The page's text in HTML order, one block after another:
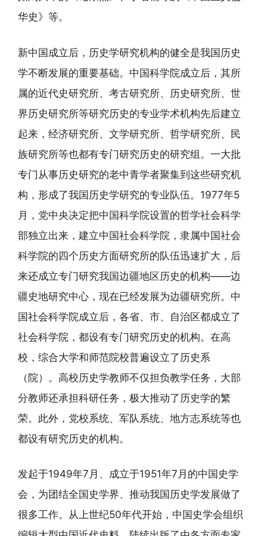
华史》等。
新中国成立后，历史学研究机构的健全是我国历史
学不断发展的重要基础。中国科学院成立后，其所
属的近代史研究所、考古研究所、历史研究所、世
界历史研究所等研究历史的专业学术机构先后建立
起来，经济研究所、文学研究所、哲学研究所、民
族研究所等也都有专门研究历史的研究组。一大批
专门从事历史研究的老中青学者聚集到这些研究机
构，形成了我国历史学研究的专业队伍。1977年5
月，党中央决定把中国科学院设置的哲学社会科学
部独立出来，建立中国社会科学院，隶属中国社会
科学院的四个历史方面研究所的队伍迅速扩大，后
来还成立专门研究我国边疆地区历史的机构——边
疆史地研究中心，现在已经发展为边疆研究所。中
国社会科学院成立后，各省、市、自治区都成立了
社会科学院，都设有专门研究历史的机构。在高
校，综合大学和师范院校普遍设立了历史系
（院）。高校历史学教师不仅担负教学任务，大部
分教师还承担科研任务，极大推动了历史学的繁
荣。此外，党校系统、军队系统、地方志系统等也
都设有研究历史的机构。
发起于1949年7月、成立于1951年7月的中国史学
会，为团结全国史学界、推动我国历史学发展做了
很多工作。从上世纪50年代开始，中国史学会组织